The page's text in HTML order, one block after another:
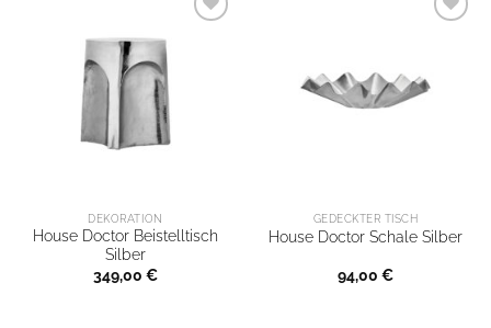
DEKORATION
House Doctor Beistelltisch
Silber
349,00 €
GEDECKTER TISCH
House Doctor Schale Silber
94,00 €